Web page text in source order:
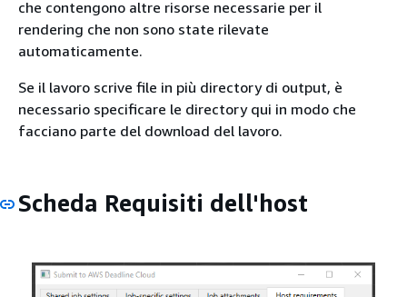
che contengono altre risorse necessarie per il
rendering che non sono state rilevate
automaticamente.
Se il lavoro scrive file in più directory di output, è
necessario specificare le directory qui in modo che
facciano parte del download del lavoro.
Scheda Requisiti dell'host